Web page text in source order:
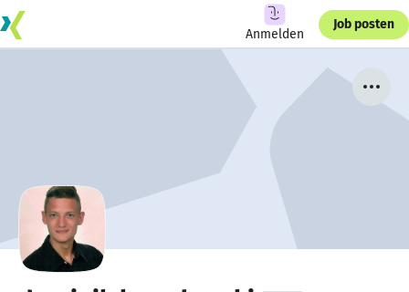
Anmelden
Job posten